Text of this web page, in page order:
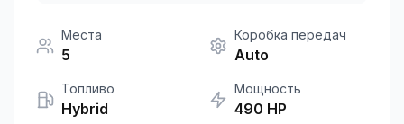
Места
5
Коробка передач
Auto
Топливо
Hybrid
Мощность
490 HP